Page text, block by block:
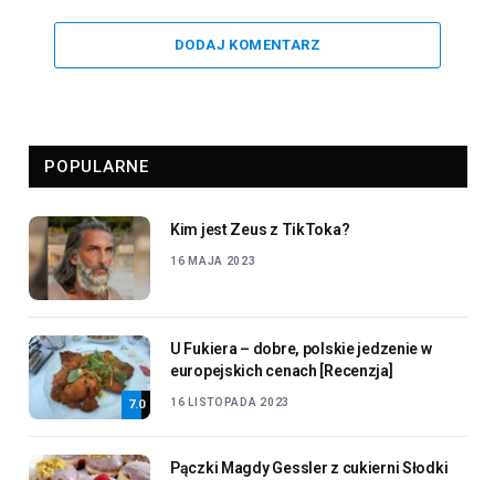
DODAJ KOMENTARZ
POPULARNE
Kim jest Zeus z TikToka?
16 MAJA 2023
7.0
U Fukiera – dobre, polskie jedzenie w
europejskich cenach [Recenzja]
16 LISTOPADA 2023
Pączki Magdy Gessler z cukierni Słodki